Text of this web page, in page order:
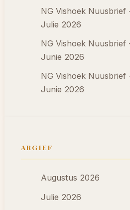
NG Vishoek Nuusbrief
Julie 2026
NG Vishoek Nuusbrief
Junie 2026
NG Vishoek Nuusbrief
Junie 2026
ARGIEF
Augustus 2026
Julie 2026